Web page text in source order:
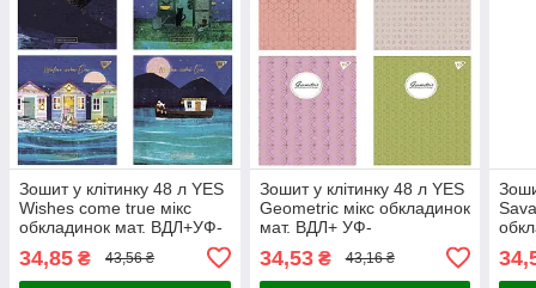
Зошит у клітинку 48 л YES
Wishes come true мікс
обкладинок мат. ВДЛ+УФ-
(766865)
34,85 ₴ 43,56 ₴
Зошит у клітинку 48 л YES
Geometric мікс обкладинок
мат. ВДЛ+ УФ-
(766876)
34,53₴ 43,16 ₴